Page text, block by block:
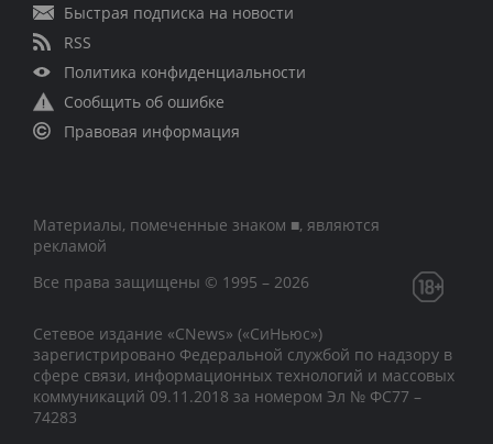
Быстрая подписка на новости
RSS
Политика конфиденциальности
Сообщить об ошибке
Правовая информация
Материалы, помеченные знаком ■, являются
рекламой
Все права защищены © 1995 – 2026
Сетевое издание «CNews» («СиНьюс»)
зарегистрировано Федеральной службой по надзору в
сфере связи, информационных технологий и массовых
коммуникаций 09.11.2018 за номером Эл № ФС77 –
74283